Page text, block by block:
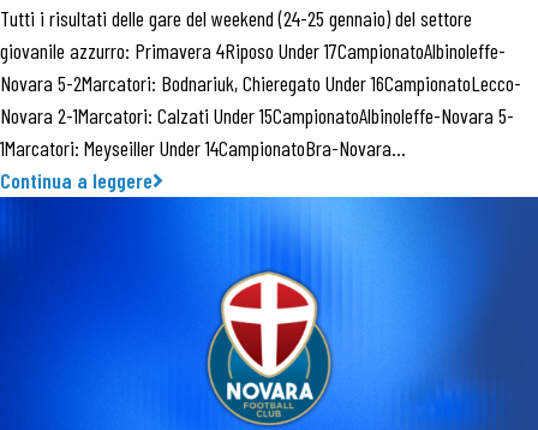
Tutti i risultati delle gare del weekend (24-25 gennaio) del settore
giovanile azzurro: Primavera 4Riposo Under 17CampionatoAlbinoleffe-
Novara 5-2Marcatori: Bodnariuk, Chieregato Under 16CampionatoLecco-
Novara 2-1Marcatori: Calzati Under 15CampionatoAlbinoleffe-Novara 5-
1Marcatori: Meyseiller Under 14CampionatoBra-Novara…
Continua a leggere